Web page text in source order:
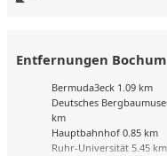
Entfernungen Bochum
Bermuda3eck 1.09 km
Deutsches
km
Hauptbahnhof 0.85 km
Ruhr-Universität 5.45 km